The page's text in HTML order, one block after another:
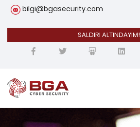
bilgi@bgasecurity.com
SALDIRI ALTINDAYIM!